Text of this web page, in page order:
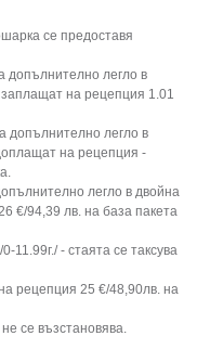
се предоставя
допълнително легло в
на рецепция 1.01
допълнително легло в
на рецепция -
легло в двойна
€/94,39 лв. на база пакета
11.99г./ - стаята се таксува
рецепция 25 €/48,90лв. на
се възстановява.